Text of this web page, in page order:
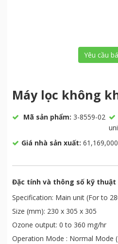
Yêu cầu
Máy lọc không
Mã sản phẩm: 3-8559-02
Giá nhà sản xuất:
Đặc tính và thông số kỹ thuật
Specification: Main unit (For to
Size (mm): 230 x 305 x 305
Ozone output: 0 to 360 mg/hr
Operation Mode : Normal Mode